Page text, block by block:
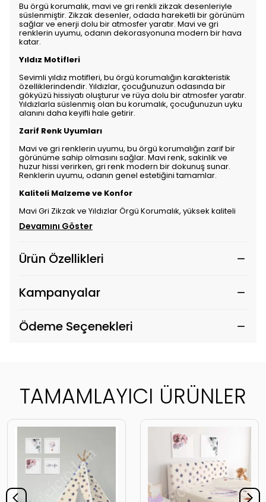
Bu örgü korumalık, mavi ve gri renkli zikzak desenleriyle
süslenmiştir. Zikzak desenler, odada hareketli bir görünüm
sağlar ve enerji dolu bir atmosfer yaratır. Mavi ve gri
renklerin uyumu, odanın dekorasyonuna modern bir hava
katar.
Yıldız Motifleri
Sevimli yıldız motifleri, bu örgü korumalığın karakteristik
özelliklerindendir. Yıldızlar, çocuğunuzun odasında bir
gökyüzü hissiyatı oluşturur ve rüya dolu bir atmosfer yaratır.
Yıldızlarla süslenmiş olan bu korumalık, çocuğunuzun uyku
alanını daha keyifli hale getirir.
Zarif Renk Uyumları
Mavi ve gri renklerin uyumu, bu örgü korumalığın zarif bir
görünüme sahip olmasını sağlar. Mavi renk, sakinlik ve
huzur hissi verirken, gri renk modern bir dokunuş sunar.
Renklerin uyumu, odanın genel estetiğini tamamlar.
Kaliteli Malzeme ve Konfor
Mavi Gri Zikzak ve Yıldızlar Örgü Korumalık, yüksek kaliteli
Devamını Göster
Ürün Özellikleri
Kampanyalar
Ödeme Seçenekleri
TAMAMLAYICI ÜRÜNLER